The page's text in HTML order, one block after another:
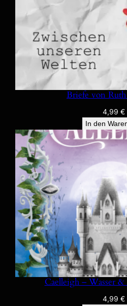
Briefe von
4,99 €
In den
Caelleigh – Wasser
4,99 €